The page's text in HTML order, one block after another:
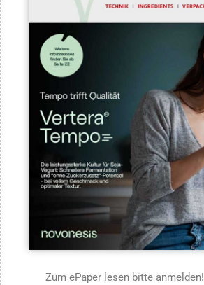
Zum ePaper lesen bitte anmelden!